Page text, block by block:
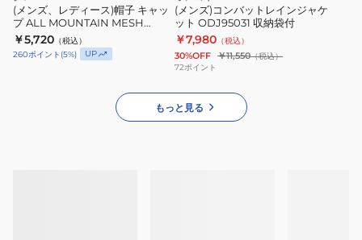
ズ
ン
ハ
ー
ジ
ュ
2206785
キ
ャ
ッ
(メンズ、レディース)帽子 キャッ
プ ALL MOUNTAIN MESH
B.CAP RB3640 TAN タン 通気性
速乾
￥5,720 （税込）
260ポイント (5%) UP
ン
ジ
ャ
ケ
ト
ODJ95031
ラ
ッ
ク
(メンズ)コンバットレインジャケ
ット ODJ95031 収納袋付
￥7,980 （税込）
30%OFF ￥11,550（税込）
72ポイント
もっと見る